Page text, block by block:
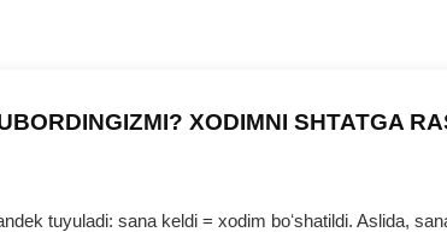
XODIMNI SHTATGA
tuyuladi: sana keldi = хodim boʻshatildi. Aslida,